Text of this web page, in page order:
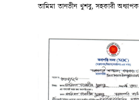
তামিমা তানভীন খুশবু, সহকারী